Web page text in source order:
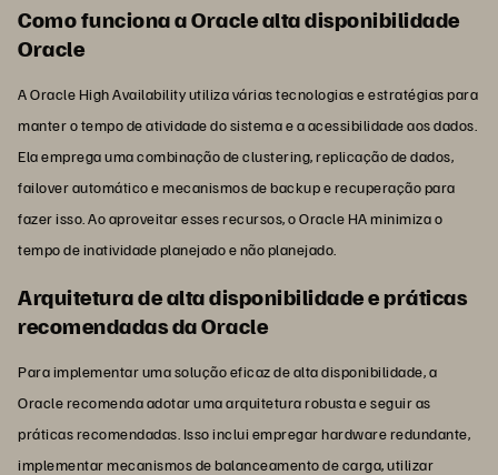
Como funciona a Oracle alta disponibilidade
Oracle
A Oracle High Availability utiliza várias tecnologias e estratégias para
manter o tempo de atividade do sistema e a acessibilidade aos dados.
Ela emprega uma combinação de clustering, replicação de dados,
failover automático e mecanismos de backup e recuperação para
fazer isso. Ao aproveitar esses recursos, o Oracle HA minimiza o
tempo de inatividade planejado e não planejado.
Arquitetura de alta disponibilidade e práticas
recomendadas da Oracle
Para implementar uma solução eficaz de alta disponibilidade, a
Oracle recomenda adotar uma arquitetura robusta e seguir as
práticas recomendadas. Isso inclui empregar hardware redundante,
implementar mecanismos de balanceamento de carga, utilizar